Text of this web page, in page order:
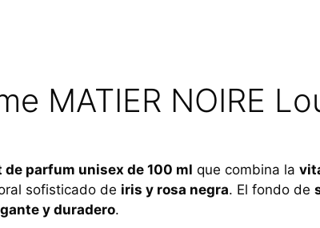
MATIER NOIRE
parfum unisex de 100 ml que combina la
sofisticado de iris y rosa negra. El fondo de
y duradero.